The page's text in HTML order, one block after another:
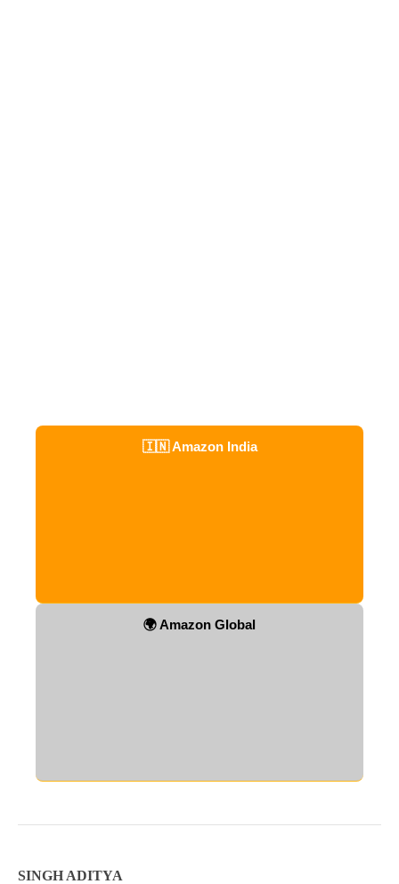
🇮🇳 Amazon India
🌍 Amazon Global
SINGH ADITYA